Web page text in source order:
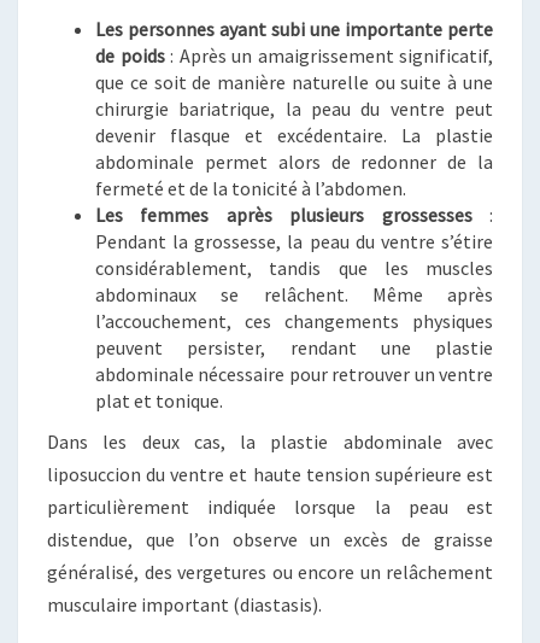
Les personnes ayant subi une importante perte
de poids: Après un amaigrissement significatif,
que ce soit de manière naturelle ou suite à une
chirurgie bariatrique, la peau du ventre peut
devenir flasque et excédentaire. La plastie
abdominale permet alors de redonner de la
fermeté et de la tonicité à l’abdomen.
Les femmes après plusieurs grossesses:
Pendant la grossesse, la peau du ventre s’étire
considérablement, tandis que les muscles
abdominaux se relâchent. Même après
l’accouchement, ces changements physiques
peuvent persister, rendant une plastie
abdominale nécessaire pour retrouver un ventre
plat et tonique.
Dans les deux cas, la plastie abdominale avec
liposuccion du ventre et haute tension supérieure est
particulièrement indiquée lorsque la peau est
distendue, que l’on observe un excès de graisse
généralisé, des vergetures ou encore un relâchement
musculaire important (diastasis).